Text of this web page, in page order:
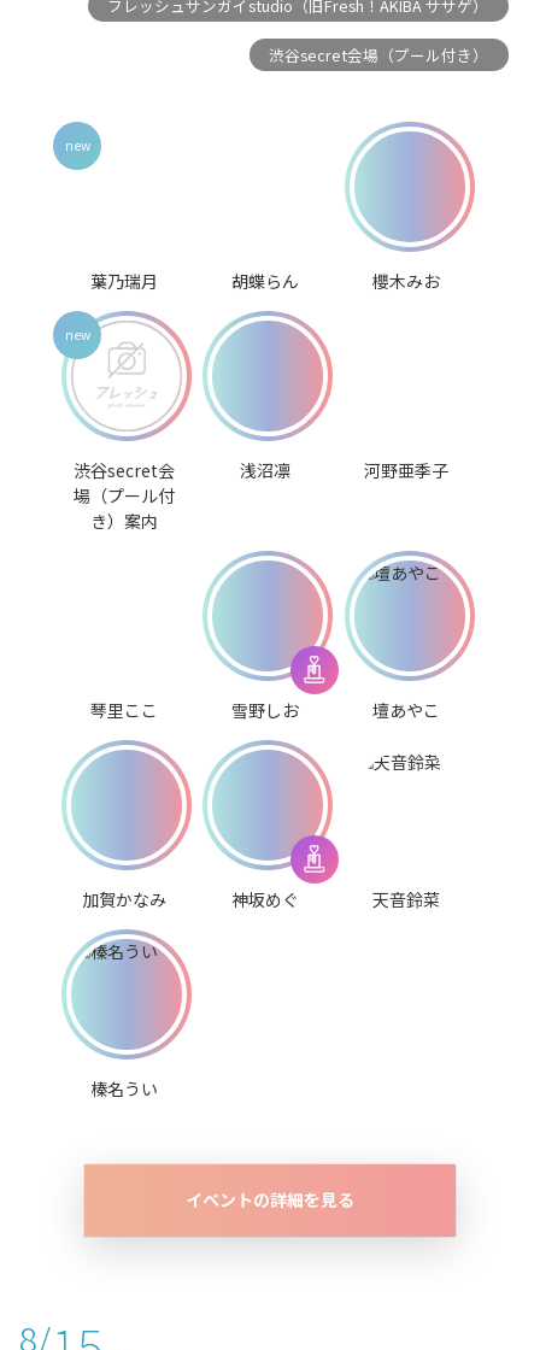
フレッシュサンガイstudio（旧Fresh！AKIBA ササゲ）
渋谷secret会場（プール付き）
葉乃瑞月 胡蝶らん 櫻木みお
渋谷secret会
場（プール付
き）案内
浅沼凛 河野亜季子
琴里ここ 雪野しお 壇あやこ
加賀かなみ 神坂めぐ 天音鈴菜
榛名うい
イベントの詳細を見る
8/